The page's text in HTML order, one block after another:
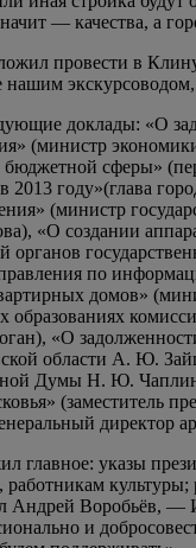
— качества, а
провести в
нашим
доклады: «О
(министр
сферы»
2013 году»(глава
(министр
«О создании
по
домов»
«О
области А. Ю.
Думы Н. Ю.
(заместитель
главное: указы
Андрей Воробьёв,
и